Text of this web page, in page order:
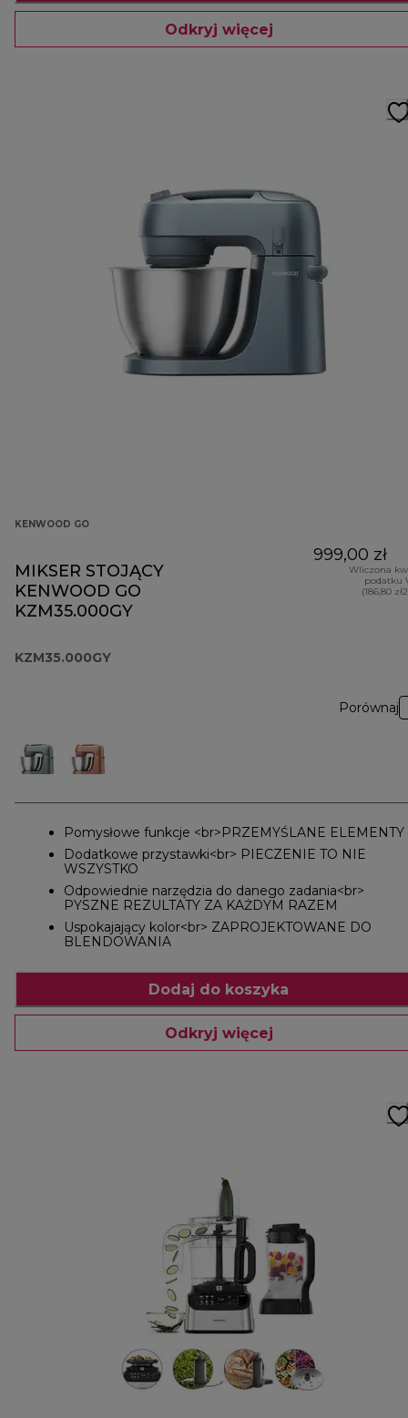
Odkryj więcej
KENWOOD GO
MIKSER STOJĄCY
KENWOOD GO
KZM35.000GY
KZM35.000GY
999,00 zł
Wliczona
podatku
(186,80
Porównaj
Pomysłowe funkcje <br>PRZEMYŚLANE ELEMENTY
Dodatkowe przystawki<br> PIECZENIE TO NIE
WSZYSTKO
Odpowiednie narzędzia do danego zadania<br>
PYSZNE REZULTATY ZA KAŻDYM RAZEM
Uspokajający kolor<br> ZAPROJEKTOWANE DO
BLENDOWANIA
Dodaj do koszyka
Odkryj więcej